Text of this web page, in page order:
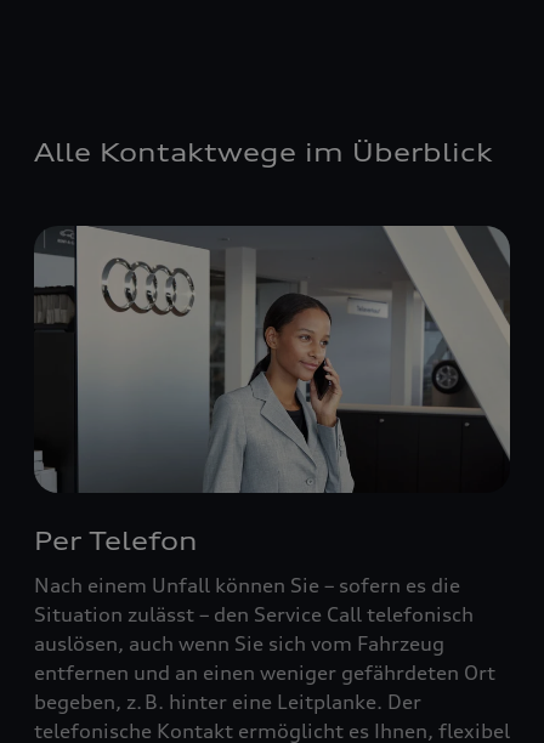
Alle Kontaktwege im Überblick
Per Telefon
Nach einem Unfall können Sie – sofern es die
Situation zulässt – den Service Call telefonisch
auslösen, auch wenn Sie sich vom Fahrzeug
entfernen und an einen weniger gefährdeten Ort
begeben, z. B. hinter eine Leitplanke. Der
telefonische Kontakt ermöglicht es Ihnen, flexibel